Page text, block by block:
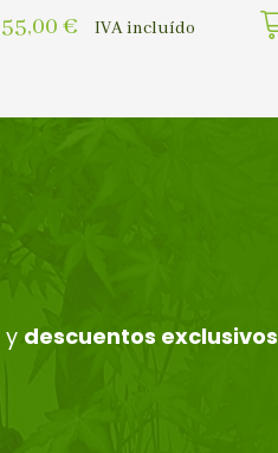
55,00 € IVA incluído
y descuentos exclusivos